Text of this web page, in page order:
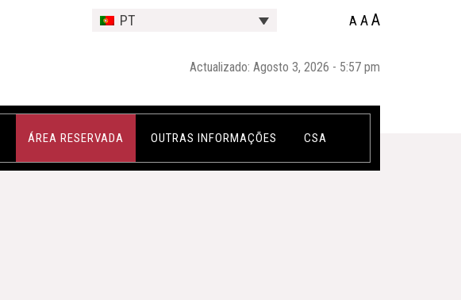
PT A AA
Actualizado: Agosto 3, 2026 - 5:57 pm
ÁREA RESERVADA OUTRAS INFORMAÇÕES CSA